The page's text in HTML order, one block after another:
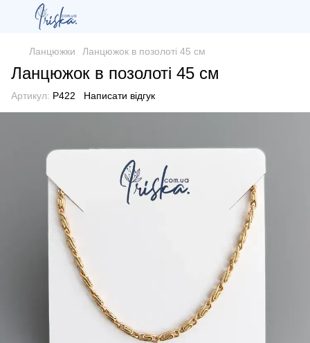
Ланцюжки Ланцюжок в позолоті 45 см
Ланцюжок в позолоті 45 см
Артикул: P422 Написати відгук